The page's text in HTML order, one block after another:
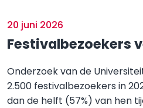
20 juni 2026
Festivalbezoekers
Onderzoek van de
2.500 festivalbezoekers in
dan de helft (57%) van hen